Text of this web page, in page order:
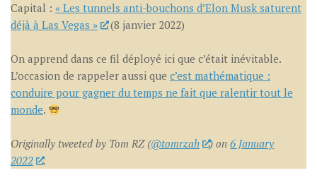
Capital : « Les tunnels anti-bouchons d’Elon Musk saturent
déjà à Las Vegas »
(8 janvier 2022)
On apprend dans ce fil déployé ici que c’était inévitable.
L’occasion de rappeler aussi que c’est mathématique :
conduire pour gagner du temps ne fait que ralentir tout le
monde.
Originally tweeted by Tom RZ (@tomrzah ) on6 January
2022
.